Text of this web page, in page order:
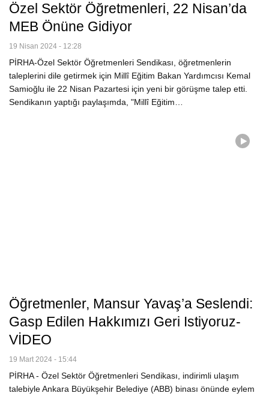
Özel Sektör Öğretmenleri, 22 Nisan’da
MEB Önüne Gidiyor
19 Nisan 2024 - 12:28
PİRHA-Özel Sektör Öğretmenleri Sendikası, öğretmenlerin
taleplerini dile getirmek için Millî Eğitim Bakan Yardımcısı Kemal
Samioğlu ile 22 Nisan Pazartesi için yeni bir görüşme talep etti.
Sendikanın yaptığı paylaşımda, "Millî Eğitim…
Öğretmenler, Mansur Yavaş’a Seslendi:
Gasp Edilen Hakkımızı Geri Istiyoruz-
VİDEO
19 Mart 2024 - 15:44
PİRHA - Özel Sektör Öğretmenleri Sendikası, indirimli ulaşım
talebiyle Ankara Büyükşehir Belediye (ABB) binası önünde eylem